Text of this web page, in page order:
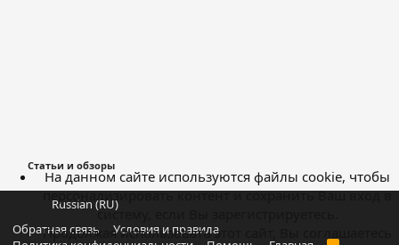
Статьи и обзоры
Russian (RU)
Обратная связь
Условия и правила
На данном сайте используются файлы cookie, чтобы
персонализировать контент и сохранить Ваш вход в
систему, если Вы зарегистрируетесь.
Продолжая использовать этот сайт, Вы соглашаетесь